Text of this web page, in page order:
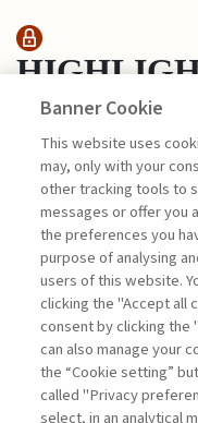
UN
di
Georg
La consultazione dei
agli abbonati Premium
Legenda: Accedi Per
Banner Cookie
This website uses
may, only with your
other tracking tools to
messages or offer you
the preferences you
purpose of analysing
users of this website.
clicking the "Accept all
consent by clicking the
can also manage your
the “Cookie setting”
called "Privacy
select, in an analytical